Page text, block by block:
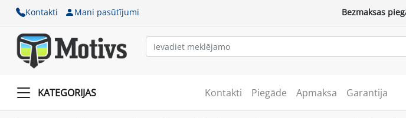
Kontakti Mani pasūtījumi Bezmaksas
KATEGORIJAS Kontakti Piegāde Apmaksa Garantija